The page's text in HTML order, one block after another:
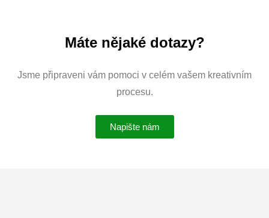
Máte nějaké dotazy?
Jsme připraveni vám pomoci v celém vašem kreativním
procesu.
Napište nám